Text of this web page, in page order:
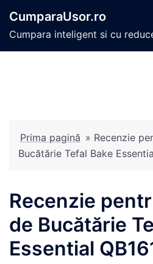
conținut
CumparaUsor.ro
Cumpara inteligent si cu
Prima pagină » Recenzie
Bucătărie Tefal Bake
Recenzie
de Bucătărie
Essential